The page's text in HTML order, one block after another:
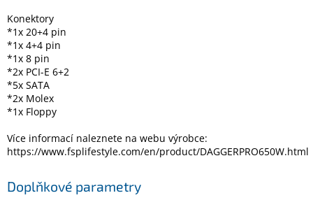
Přihlášení
Konektory
*1x 20+4 pin
*1x 4+4 pin
*1x 8 pin
*2x PCI-E 6+2
*5x SATA
*2x Molex
*1x Floppy
Více informací naleznete na webu výrobce:
https://www.fsplifestyle.com/en/product/DAGGERPRO650W.html
Doplňkové parametry